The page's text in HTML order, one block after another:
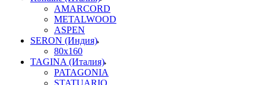
AMARCORD
METALWOOD
ASPEN
SERON (Индия)
80x160
TAGINA (Италия)
PATAGONIA
STATUARIO